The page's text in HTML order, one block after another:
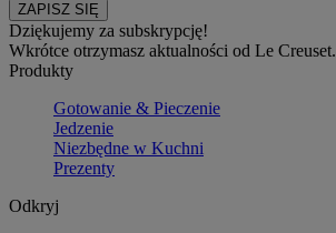
Dziękujemy za subskrypcję!
Wkrótce otrzymasz aktualności od Le Creuset.
Produkty
Gotowanie & Pieczenie
Jedzenie
Niezbędne w Kuchni
Prezenty
Odkryj